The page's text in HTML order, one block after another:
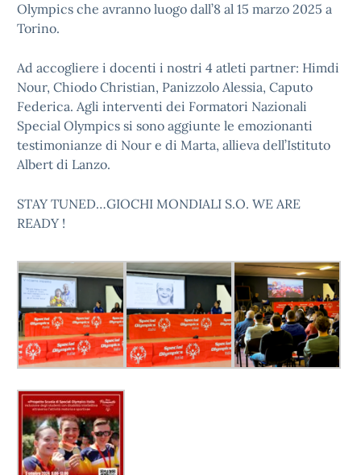
Olympics che avranno luogo dall’8 al 15 marzo 2025 a
Torino.
Ad accogliere i docenti i nostri 4 atleti partner: Himdi
Nour, Chiodo Christian, Panizzolo Alessia, Caputo
Federica. Agli interventi dei Formatori Nazionali
Special Olympics si sono aggiunte le emozionanti
testimonianze di Nour e di Marta, allieva dell’Istituto
Albert di Lanzo.
STAY TUNED…GIOCHI MONDIALI S.O. WE ARE
READY !